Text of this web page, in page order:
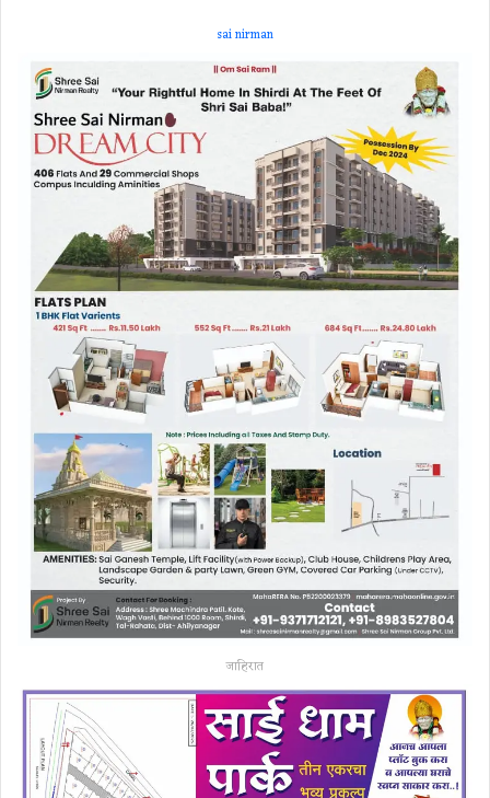
sai nirman
जाहिरात